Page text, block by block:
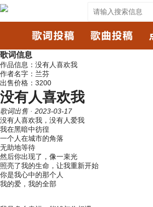
歌词信息
作品信息：没有人喜欢我
作者名字：兰芬
出售价格：3200
没有人喜欢我
歌词出售· 2023-03-17
没有人喜欢我，没有人爱我
我在黑暗中彷徨
一个人在城市的角落
无助地等待
然后你出现了，像一束光
照亮了我的生命，让我重新开始
你是我心中的那个人
我的爱，我的全部